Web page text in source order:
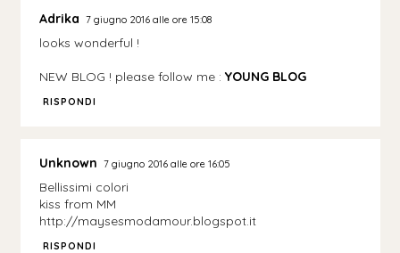
Adrika 7 giugno 2016 alle ore 15:08
looks wonderful !
NEW BLOG ! please follow me :YOUNG BLOG
RISPONDI
Unknown 7 giugno 2016 alle ore 16:05
Bellissimi colori
kiss from MM
http://maysesmodamour.blogspot.it
RISPONDI